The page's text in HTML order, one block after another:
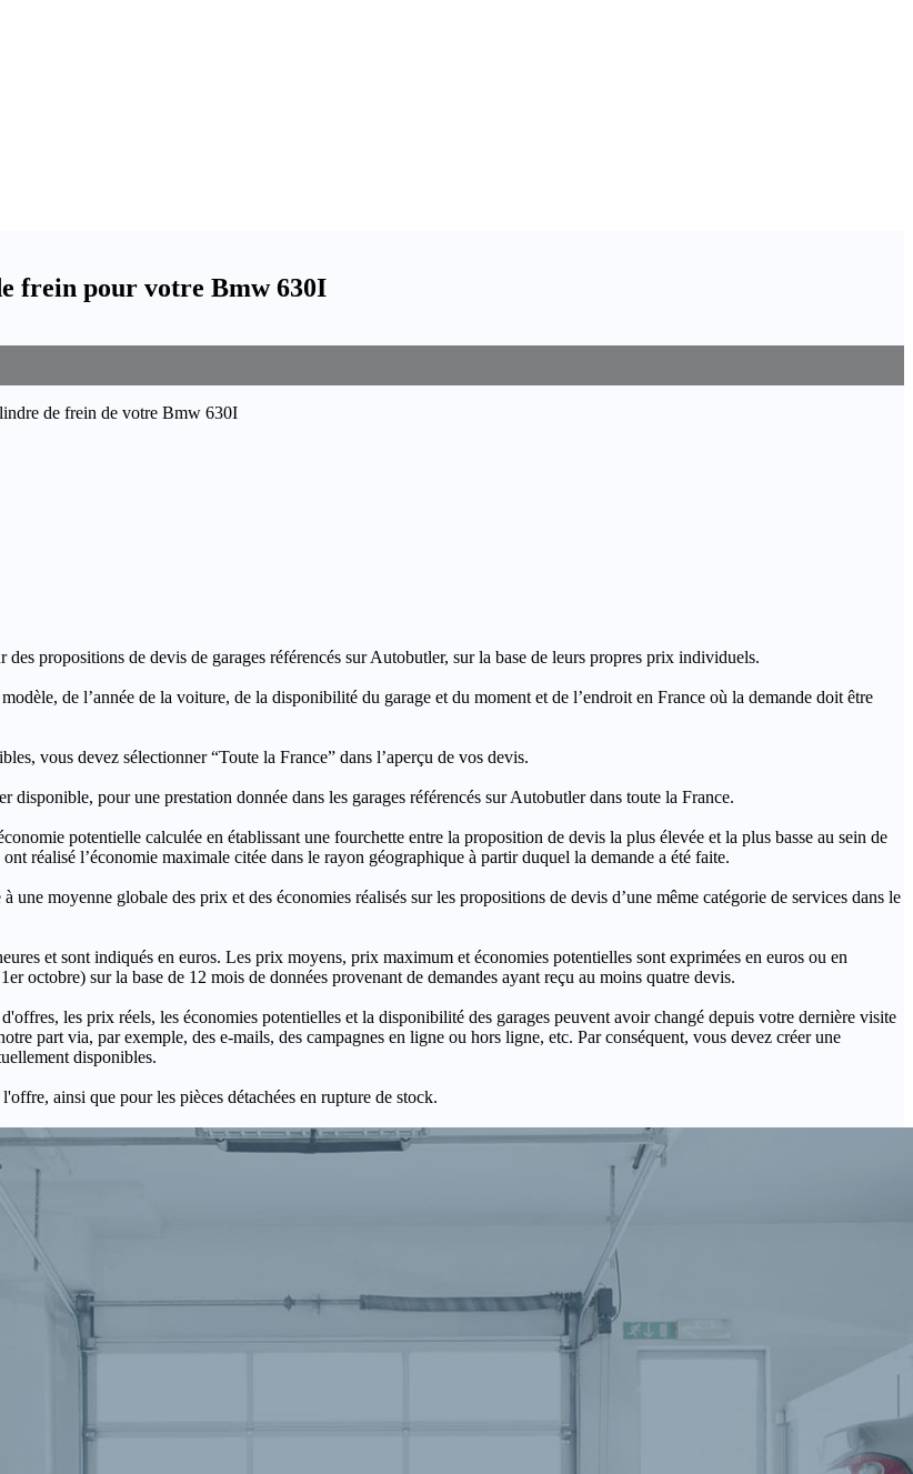
frein pour votre Bmw 630I
de frein de votre Bmw 630I
propositions de devis de garages référencés sur Autobutler, sur la base de leurs propres prix individuels.
de l’année de la voiture, de la disponibilité du garage et du moment et de l’endroit en France où la demande doit être
vous devez sélectionner “Toute la France” dans l’aperçu de vos devis.
pour une prestation donnée dans les garages référencés sur Autobutler dans toute la France.
potentielle calculée en établissant une fourchette entre la proposition de devis la plus élevée et la plus basse au sein de
réalisé l’économie maximale citée dans le rayon géographique à partir duquel la demande a été faite.
moyenne globale des prix et des économies réalisés sur les propositions de devis d’une même catégorie de services dans le
et sont indiqués en euros. Les prix moyens, prix maximum et économies potentielles sont exprimées en euros ou en
octobre) sur la base de 12 mois de données provenant de demandes ayant reçu au moins quatre devis.
les prix réels, les économies potentielles et la disponibilité des garages peuvent avoir changé depuis votre dernière visite
part via, par exemple, des e-mails, des campagnes en ligne ou hors ligne, etc. Par conséquent, vous devez créer une
disponibles.
ainsi que pour les pièces détachées en rupture de stock.